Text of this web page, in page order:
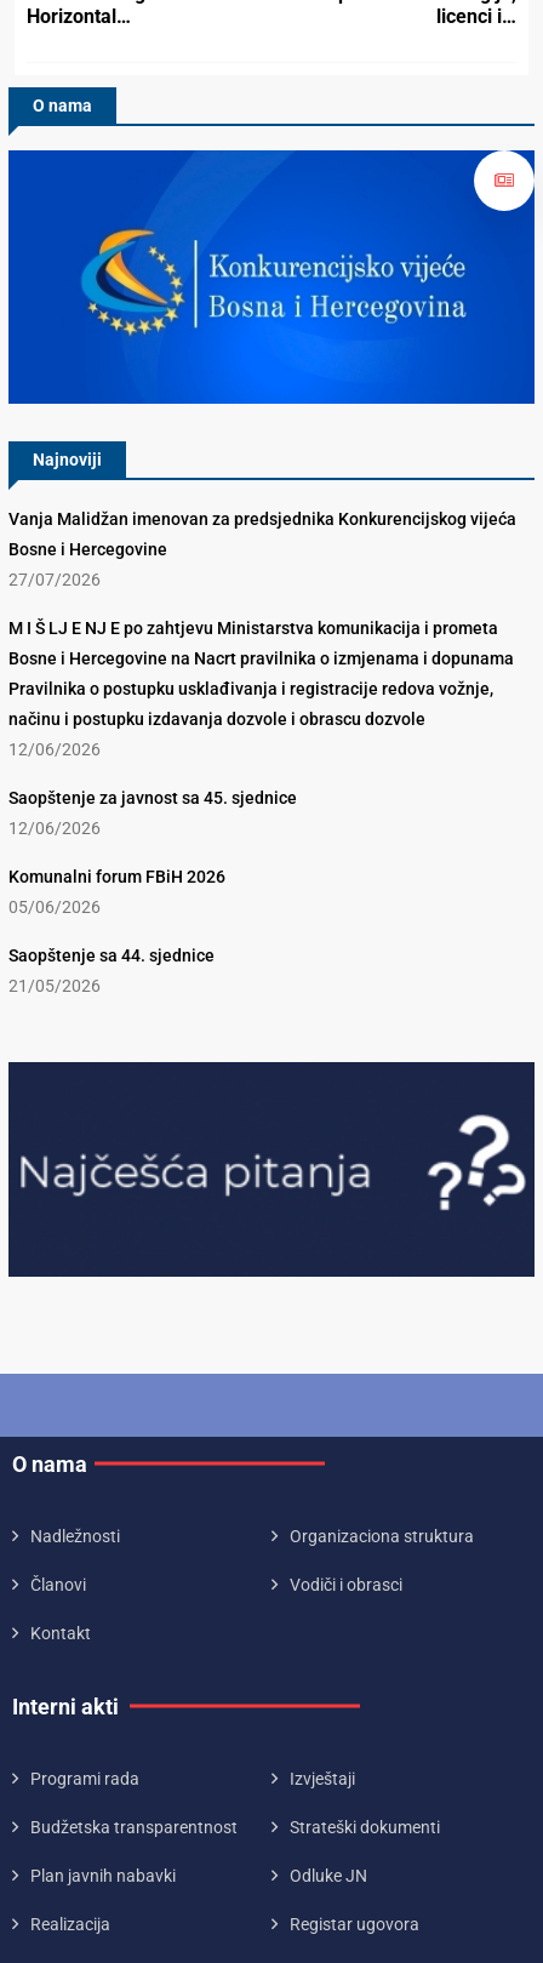
Horizontal…
licenci i…
O nama
Najnoviji
Vanja Malidžan imenovan za predsjednika Konkurencijskog vijeća
Bosne i Hercegovine
27/07/2026
M I Š LJ E NJ E po zahtjevu Ministarstva komunikacija i prometa
Bosne i Hercegovine na Nacrt pravilnika o izmjenama i dopunama
Pravilnika o postupku usklađivanja i registracije redova vožnje,
načinu i postupku izdavanja dozvole i obrascu dozvole
12/06/2026
Saopštenje za javnost sa 45. sjednice
12/06/2026
Komunalni forum FBiH 2026
05/06/2026
Saopštenje sa 44. sjednice
21/05/2026
O nama
Nadležnosti Organizaciona struktura
Članovi Vodiči i obrasci
Kontakt
Interni akti
Programi rada Izvještaji
Budžetska transparentnost Strateški dokumenti
Plan javnih nabavki Odluke JN
Realizacija Registar ugovora